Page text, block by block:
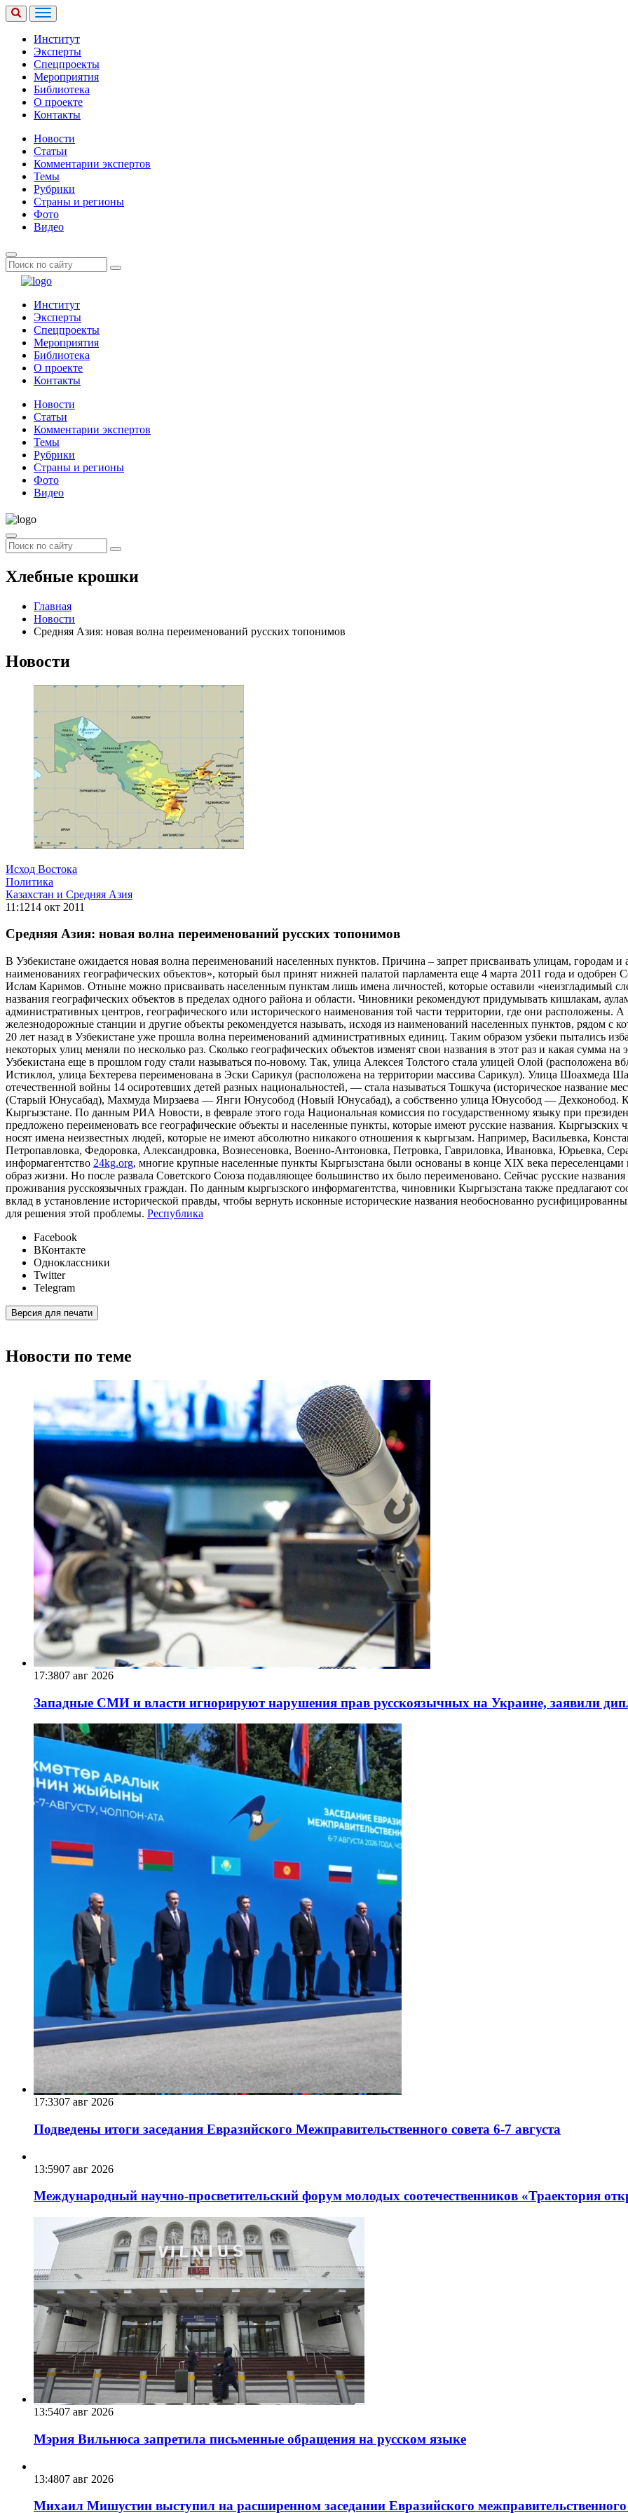
Институт
Эксперты
Спецпроекты
Мероприятия
Библиотека
О проекте
Контакты
Новости
Статьи
Комментарии экспертов
Темы
Рубрики
Страны и регионы
Фото
Видео
Институт
Эксперты
Спецпроекты
Мероприятия
Библиотека
О проекте
Контакты
Новости
Статьи
Комментарии экспертов
Темы
Рубрики
Страны и регионы
Фото
Видео
Хлебные крошки
Главная
Новости
Средняя Азия: новая волна переименований русских топонимов
Новости
Исход Востока
Политика
Казахстан и Средняя Азия
11:1214 окт 2011
Средняя Азия: новая волна переименований русских топонимов
В Узбекистане ожидается новая волна переименований населенных пунктов. Причина – запрет присваивать улицам, городам
наименованиях географических объектов», который был принят нижней палатой парламента еще 4 марта 2011 года и одобрен
Ислам Каримов. Отныне можно присваивать населенным пунктам лишь имена личностей, которые оставили «неизгладимый
названия географических объектов в пределах одного района и области. Чиновники рекомендуют придумывать кишлакам,
административных центров, географического или исторического наименования той части территории, где они расположены.
железнодорожные станции и другие объекты рекомендуется называть, исходя из наименований населенных пунктов, рядом
20 лет назад в Узбекистане уже прошла волна переименований административных единиц. Таким образом узбеки пытались
некоторых улиц меняли по несколько раз. Сколько географических объектов изменят свои названия в этот раз и какая сумма на
Узбекистана еще в прошлом году стали называться по-новому. Так, улица Алексея Толстого стала улицей Олой (расположена
Истиклол, улица Бехтерева переименована в Эски Сарикул (расположена на территории массива Сарикул). Улица Шоахмеда
отечественной войны 14 осиротевших детей разных национальностей, — стала называться Тошкуча (историческое название
(Старый Юнусабад), Махмуда Мирзаева — Янги Юнусобод (Новый Юнусабад), а собственно улица Юнусобод — Дехконобод.
Кыргызстане. По данным РИА Новости, в феврале этого года Национальная комиссия по государственному языку при
предложено переименовать все географические объекты и населенные пункты, которые имеют русские названия. Кыргызских
носят имена неизвестных людей, которые не имеют абсолютно никакого отношения к кыргызам. Например, Васильевка,
Петропавловка, Федоровка, Александровка, Вознесеновка, Военно-Антоновка, Петровка, Гавриловка, Ивановка, Юрьевка,
информагентство 24kg.org, многие крупные населенные пункты Кыргызстана были основаны в конце XIX века переселенцами
образ жизни. Но после развала Советского Союза подавляющее большинство их было переименовано. Сейчас русские
проживания русскоязычных граждан. По данным кыргызского информагентства, чиновники Кыргызстана также предлагают
вклад в установление исторической правды, чтобы вернуть исконные исторические названия необоснованно
для решения этой проблемы. Республика
Facebook
ВКонтакте
Одноклассники
Twitter
Telegram
Версия для печати
Новости по теме
17:3807 авг 2026
Западные СМИ и власти игнорируют нарушения прав русскоязычных на Украине, заявили
17:3307 авг 2026
Подведены итоги заседания Евразийского Межправительственного совета 6-7 августа
13:5907 авг 2026
Международный научно-просветительский форум молодых соотечественников «Траектория
13:5407 авг 2026
Мэрия Вильнюса запретила письменные обращения на русском языке
13:4807 авг 2026
Михаил Мишустин выступил на расширенном заседании Евразийского